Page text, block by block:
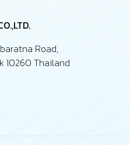
Road,
10260 Thailand